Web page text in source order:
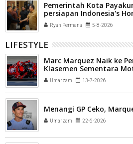
Pemerintah Kota
persiapan Indonesia's
2026Ryan Permana 5-8-2026
LIFESTYLE
Marc Marquez Naik ke
Klasemen Sementara
Umarzam 13-7-2026
Menangi GP Ceko,
Umarzam 22-6-2026